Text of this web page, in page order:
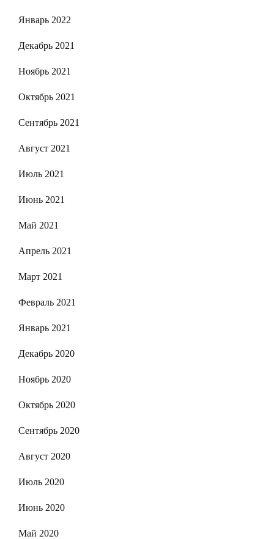
Январь 2022
Декабрь 2021
Ноябрь 2021
Октябрь 2021
Сентябрь 2021
Август 2021
Июль 2021
Июнь 2021
Май 2021
Апрель 2021
Март 2021
Февраль 2021
Январь 2021
Декабрь 2020
Ноябрь 2020
Октябрь 2020
Сентябрь 2020
Август 2020
Июль 2020
Июнь 2020
Май 2020